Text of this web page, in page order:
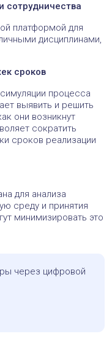
сотрудничества
платформой для
дисциплинами,
сроков
процесса
выявить и решить
они возникнут
сократить
сроков реализации
для анализа
среду и принятия
минимизировать это
через цифровой